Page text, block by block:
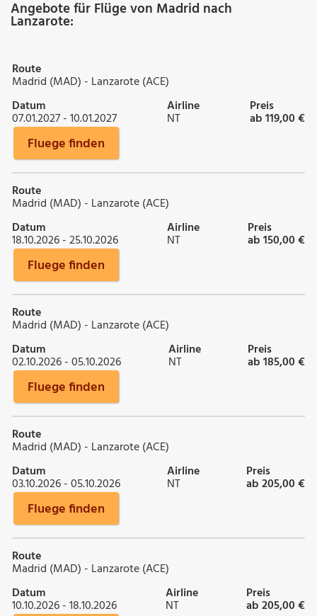
Angebote für Flüge von Madrid nach
Lanzarote:
Route
Madrid (MAD) - Lanzarote (ACE)
Datum
07.01.2027 - 10.01.2027
Airline
NT
Preis
ab 119,00 €
Fluege finden
Route
Madrid (MAD) - Lanzarote (ACE)
Datum
18.10.2026 - 25.10.2026
Airline
NT
Preis
ab 150,00 €
Fluege finden
Route
Madrid (MAD) - Lanzarote (ACE)
Datum
02.10.2026 - 05.10.2026
Airline
NT
Preis
ab 185,00 €
Fluege finden
Route
Madrid (MAD) - Lanzarote (ACE)
Datum
03.10.2026 - 05.10.2026
Airline
NT
Preis
ab 205,00 €
Fluege finden
Route
Madrid (MAD) - Lanzarote (ACE)
Datum
10.10.2026 - 18.10.2026
Airline
NT
Preis
ab 205,00 €